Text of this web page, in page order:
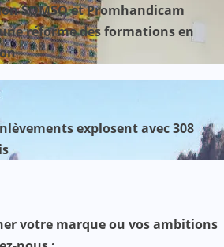
SOMSO et Promhandicam
réforme des formations en
explosent avec 308
votre marque ou vos ambitions